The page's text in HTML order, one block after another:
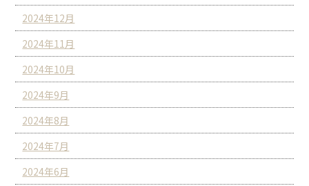
2024年12月
2024年11月
2024年10月
2024年9月
2024年8月
2024年7月
2024年6月